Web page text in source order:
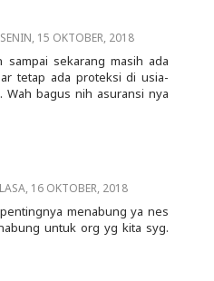
SENIN, 15 OKTOBER, 2018
sampai sekarang masih ada
tetap ada proteksi di usia-
Wah bagus nih asuransi nya
16 OKTOBER, 2018
menabung ya nes
untuk org yg kita syg.